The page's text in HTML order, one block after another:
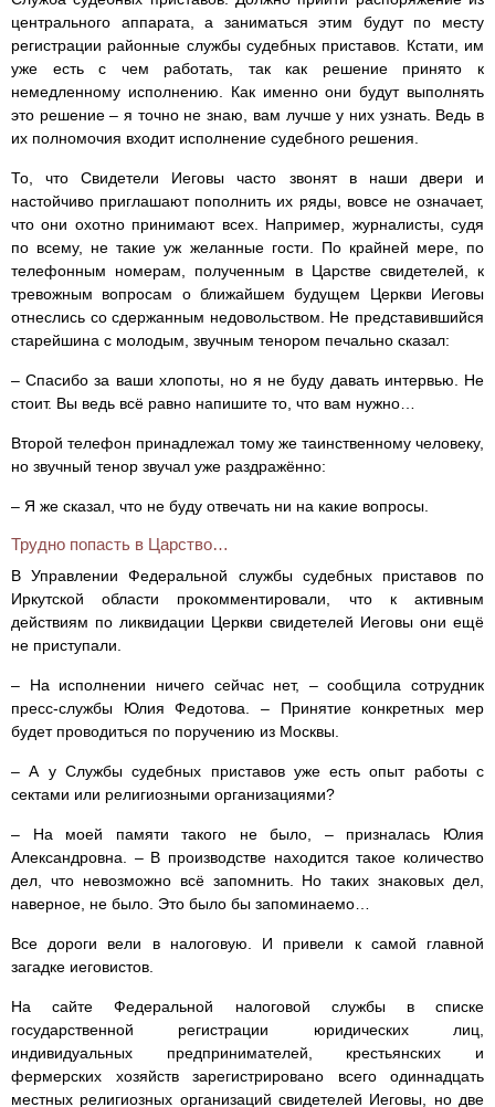
центрального аппарата, а заниматься этим будут по месту
регистрации районные службы судебных приставов. Кстати, им
уже есть с чем работать, так как решение принято к
немедленному исполнению. Как именно они будут выполнять
это решение – я точно не знаю, вам лучше у них узнать. Ведь в
их полномочия входит исполнение судебного решения.
То, что Свидетели Иеговы часто звонят в наши двери и
настойчиво приглашают пополнить их ряды, вовсе не означает,
что они охотно принимают всех. Например, журналисты, судя
по всему, не такие уж желанные гости. По крайней мере, по
телефонным номерам, полученным в Царстве свидетелей, к
тревожным вопросам о ближайшем будущем Церкви Иеговы
отнеслись со сдержанным недовольством. Не представившийся
старейшина с молодым, звучным тенором печально сказал:
– Спасибо за ваши хлопоты, но я не буду давать интервью. Не
стоит. Вы ведь всё равно напишите то, что вам нужно…
Второй телефон принадлежал тому же таинственному человеку,
но звучный тенор звучал уже раздражённо:
– Я же сказал, что не буду отвечать ни на какие вопросы.
Трудно попасть в Царство…
В Управлении Федеральной службы судебных приставов по
Иркутской области прокомментировали, что к активным
действиям по ликвидации Церкви свидетелей Иеговы они ещё
не приступали.
– На исполнении ничего сейчас нет, – сообщила сотрудник
пресс-службы Юлия Федотова. – Принятие конкретных мер
будет проводиться по поручению из Москвы.
– А у Службы судебных приставов уже есть опыт работы с
сектами или религиозными организациями?
– На моей памяти такого не было, – призналась Юлия
Александровна. – В производстве находится такое количество
дел, что невозможно всё запомнить. Но таких знаковых дел,
наверное, не было. Это было бы запоминаемо…
Все дороги вели в налоговую. И привели к самой главной
загадке иеговистов.
На сайте Федеральной налоговой службы в списке
государственной регистрации юридических лиц,
индивидуальных предпринимателей, крестьянских и
фермерских хозяйств зарегистрировано всего одиннадцать
местных религиозных организаций свидетелей Иеговы, но две